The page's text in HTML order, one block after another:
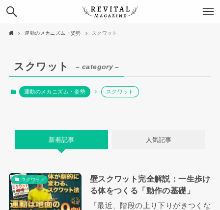
運動のメカニズム・姿勢 スクワット
スクワット – category –
運動のメカニズム・姿勢 スクワット
新着記事 人気記事
スクワット
壁スクワット完全解説：一生歩け
る体をつくる「動作の基礎」
「最近、階段の上り下りがきつくな